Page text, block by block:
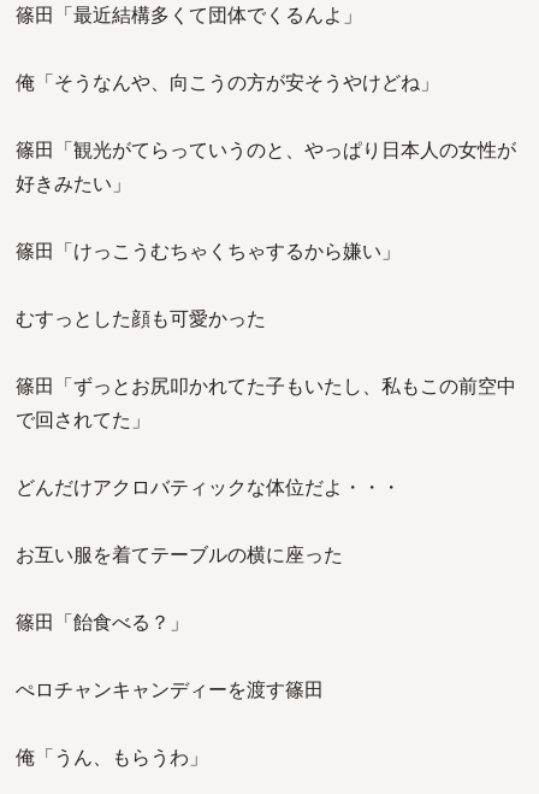
篠田「最近結構多くて団体でくるんよ」
俺「そうなんや、向こうの方が安そうやけどね」
篠田「観光がてらっていうのと、やっぱり日本人の女性が
好きみたい」
篠田「けっこうむちゃくちゃするから嫌い」
むすっとした顔も可愛かった
篠田「ずっとお尻叩かれてた子もいたし、私もこの前空中
で回されてた」
どんだけアクロバティックな体位だよ・・・
お互い服を着てテーブルの横に座った
篠田「飴食べる？」
ぺロチャンキャンディーを渡す篠田
俺「うん、もらうわ」